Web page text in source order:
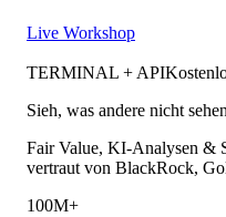
Live Workshop
TERMINAL + API
Sieh, was andere nicht
Fair Value, KI-Analysen &
vertraut von BlackRock,
100M+